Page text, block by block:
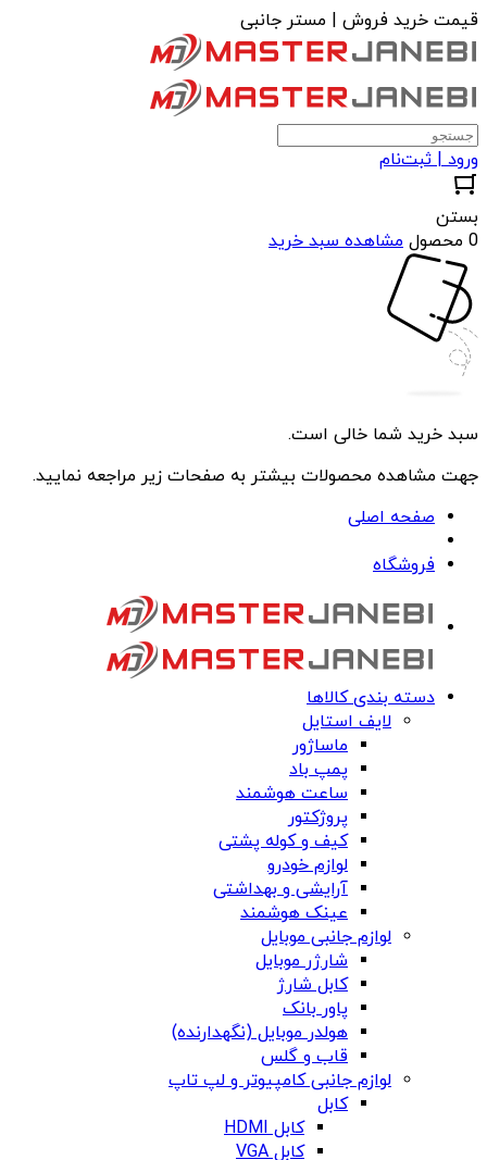
قیمت خرید فروش | مستر جانبی
ورود | ثبت‌نام
بستن
0 محصول
مشاهده سبد خرید
سبد خرید شما خالی است.
جهت مشاهده محصولات بیشتر به صفحات زیر مراجعه نمایید.
صفحه اصلی
فروشگاه
دسته بندی کالاها
لایف استایل
ماساژور
پمپ باد
ساعت هوشمند
پروژکتور
کیف و کوله پشتی
لوازم خودرو
آرایشی و بهداشتی
عینک هوشمند
لوازم جانبی موبایل
شارژر موبایل
کابل شارژ
پاور بانک
هولدر موبایل (نگهدارنده)
قاب و گلس
لوازم جانبی کامپیوتر و لپ تاپ
کابل
کابل HDMI
کابل VGA